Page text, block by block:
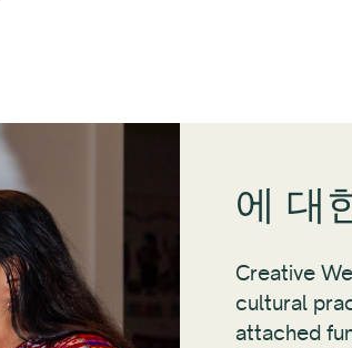
에 대
Creative
cultural
attached